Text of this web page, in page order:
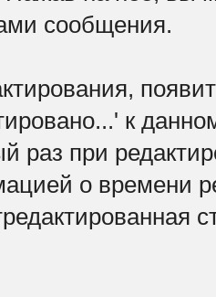
сообщения.
к
раз при
о времени